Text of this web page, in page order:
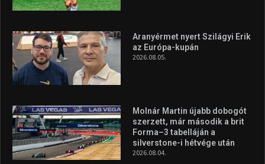
Aranyérmet nyert Szilágyi Erik
az Európa-kupán
2026.08.05.
Molnár Martin újabb dobogót
szerzett, már második a brit
Forma–3 tabelláján a
silverstone-i hétvége után
2026.08.04.